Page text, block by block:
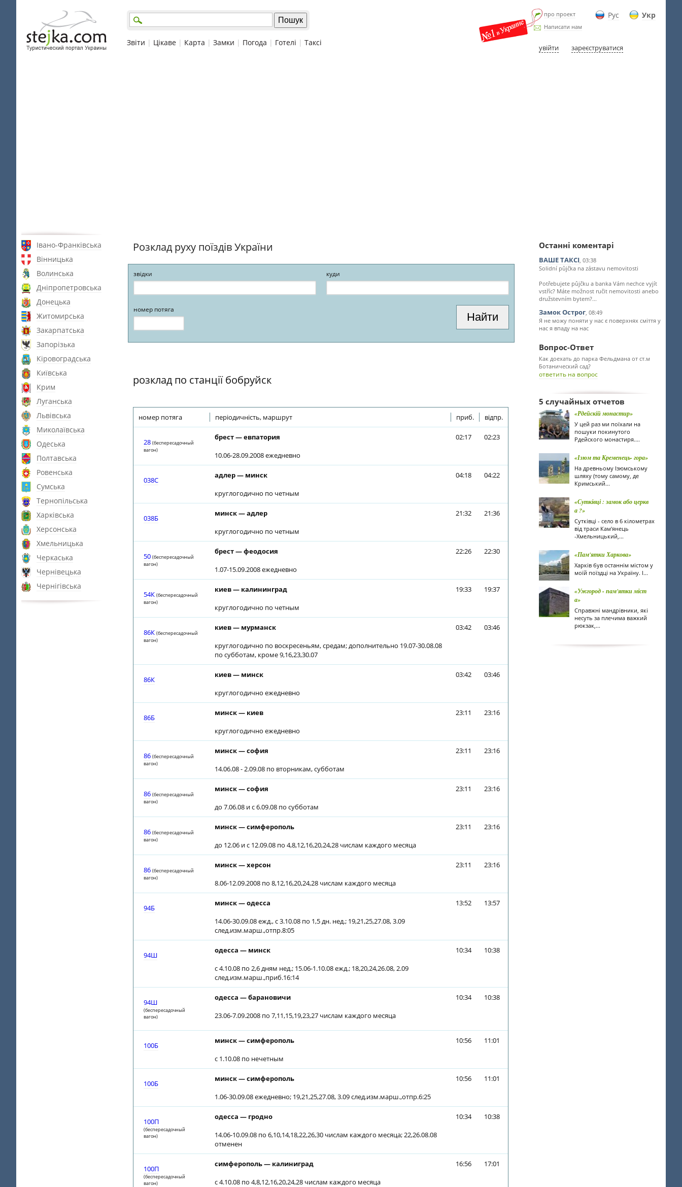
Рус Укр
про проект
Написати нам
увійти зареєструватися
Звіти | Цікаве | Карта | Замки | Погода | Готелі | Таксі
Івано-Франківська
Вінницька
Волинська
Дніпропетровська
Донецька
Житомирська
Закарпатська
Запорізька
Кіровоградська
Київська
Крим
Луганська
Львівська
Миколаївська
Одеська
Полтавська
Ровенська
Сумська
Тернопільська
Харківська
Херсонська
Хмельницька
Черкаська
Чернівецька
Чернігівська
Розклад руху поїздів України
звідки куди
номер потяга
розклад по станції бобруйск
номер потяга періодичність, маршрут приб. відпр.
28 (беспересадочный
вагон)
брест — евпатория
10.06-28.09.2008 ежедневно
02:17 02:23
038С
адлер — минск
круглогодично по четным
04:18 04:22
038Б
минск — адлер
круглогодично по четным
21:32 21:36
50 (беспересадочный
вагон)
брест — феодосия
1.07-15.09.2008 ежедневно
22:26 22:30
54К (беспересадочный
вагон)
киев — калининград
круглогодично по четным
19:33 19:37
86К (беспересадочный
вагон)
киев — мурманск
круглогодично по воскресеньям, средам; дополнительно 19.07-30.08.08
по субботам, кроме 9,16,23,30.07
03:42 03:46
86К
киев — минск
круглогодично ежедневно
03:42 03:46
86Б
минск — киев
круглогодично ежедневно
23:11 23:16
86 (беспересадочный
вагон)
минск — софия
14.06.08 - 2.09.08 по вторникам, субботам
23:11 23:16
86 (беспересадочный
вагон)
минск — софия
до 7.06.08 и с 6.09.08 по субботам
23:11 23:16
86 (беспересадочный
вагон)
минск — симферополь
до 12.06 и с 12.09.08 по 4,8,12,16,20,24,28 числам каждого месяца
23:11 23:16
86 (беспересадочный
вагон)
минск — херсон
8.06-12.09.2008 по 8,12,16,20,24,28 числам каждого месяца
23:11 23:16
94Б
минск — одесса
14.06-30.09.08 ежд., с 3.10.08 по 1,5 дн. нед.; 19,21,25,27.08, 3.09
след.изм.марш.,отпр.8:05
13:52 13:57
94Ш
одесса — минск
с 4.10.08 по 2,6 дням нед.; 15.06-1.10.08 ежд.; 18,20,24,26.08, 2.09
след.изм.марш.,приб.16:14
10:34 10:38
94Ш
(беспересадочный
вагон)
одесса — барановичи
23.06-7.09.2008 по 7,11,15,19,23,27 числам каждого месяца
10:34 10:38
100Б
минск — симферополь
с 1.10.08 по нечетным
10:56 11:01
100Б
минск — симферополь
1.06-30.09.08 ежедневно; 19,21,25,27.08, 3.09 след.изм.марш.,отпр.6:25
10:56 11:01
100П
(беспересадочный
вагон)
одесса — гродно
14.06-10.09.08 по 6,10,14,18,22,26,30 числам каждого месяца; 22,26.08.08
отменен
10:34 10:38
100П
(беспересадочный
вагон)
симферополь — калиниград
с 4.10.08 по 4,8,12,16,20,24,28 числам каждого месяца
16:56 17:01
Останні коментарі
ВАШЕ ТАКСІ, 03:38
Solidní půjčka na zástavu nemovitosti
Potřebujete půjčku a banka Vám nechce vyjít
vstříc? Máte možnost ručit nemovitosti anebo
družstevním bytem?...
Замок Острог, 08:49
Я не можу поняти у нас є поверхнях сміття у
нас я впаду на нас
Вопрос-Ответ
Как доехать до парка Фельдмана от ст.м
Ботанический сад?
ответить на вопрос
5 случайных отчетов
«Рдейскій монастир»
У цей раз ми поїхали на
пошуки покинутого
Рдейского монастиря....
«Ізюм та Кременець- гора»
На древньому Ізюмському
шляху (тому самому, де
Кримський...
«Сутківці : замок або церкв
а ?»
Сутківці - село в 6 кілометрах
від траси Кам'янець
-Хмельницький,...
«Пам'ятки Харкова»
Харків був останнім містом у
моїй поїздці на Україну. І...
«Ужгород - пам'ятки міст
а»
Справжні мандрівники, які
несуть за плечима важкий
рюкзак,...